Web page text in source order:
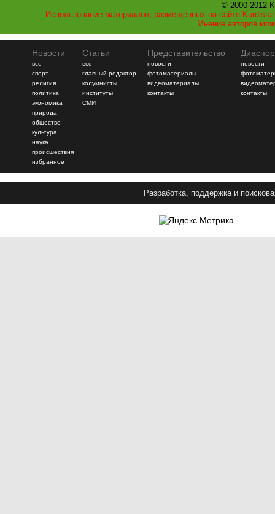
© 2000-2012
Использование материалов, размещенных на сайте
Мнение авторов
Новости
все
спорт
религия
политика
экономика
природа
общество
культура
наука
происшествия
избранное
Статьи
все
главный редактор
колумнисты
институты
СМИ
Представительство
новости
фотоматериалы
видеоматериалы
контакты
новости
контакты
Разработка, поддержка и